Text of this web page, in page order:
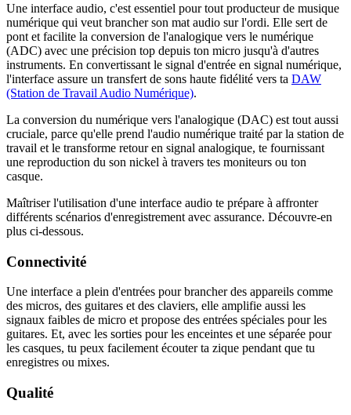
Une interface audio, c'est essentiel pour tout producteur de musique
numérique qui veut brancher son mat audio sur l'ordi. Elle sert de
pont et facilite la conversion de l'analogique vers le numérique
(ADC) avec une précision top depuis ton micro jusqu'à d'autres
instruments. En convertissant le signal d'entrée en signal numérique,
l'interface assure un transfert de sons haute fidélité vers ta DAW
(Station de Travail Audio Numérique).
La conversion du numérique vers l'analogique (DAC) est tout aussi
cruciale, parce qu'elle prend l'audio numérique traité par la station de
travail et le transforme retour en signal analogique, te fournissant
une reproduction du son nickel à travers tes moniteurs ou ton
casque.
Maîtriser l'utilisation d'une interface audio te prépare à affronter
différents scénarios d'enregistrement avec assurance. Découvre-en
plus ci-dessous.
Connectivité
Une interface a plein d'entrées pour brancher des appareils comme
des micros, des guitares et des claviers, elle amplifie aussi les
signaux faibles de micro et propose des entrées spéciales pour les
guitares. Et, avec les sorties pour les enceintes et une séparée pour
les casques, tu peux facilement écouter ta zique pendant que tu
enregistres ou mixes.
Qualité